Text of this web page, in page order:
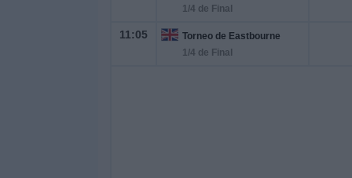
1/4 de Final
11:05
Torneo de Eastbourne
1/4 de Final